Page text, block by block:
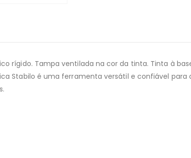
rígido. Tampa ventilada na cor da tinta. Tinta à
Stabilo é uma ferramenta versátil e confiável